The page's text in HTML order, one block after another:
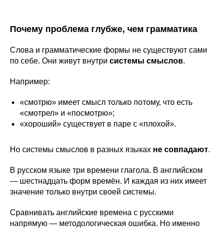
Почему проблема глубже, чем грамматика
Слова и грамматические формы не существуют сами
по себе. Они живут внутри системы смыслов.
Например:
«смотрю» имеет смысл только потому, что есть
«смотрел» и «посмотрю»;
«хороший» существует в паре с «плохой».
Но системы смыслов в разных языках не совпадают.
В русском языке три времени глагола. В английском
— шестнадцать форм времён. И каждая из них имеет
значение только внутри своей системы.
Сравнивать английские времена с русскими
напрямую — методологическая ошибка. Но именно